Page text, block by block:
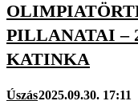
PILLANATAI –
KATINKA
Úszás2025.09.30. 17:11